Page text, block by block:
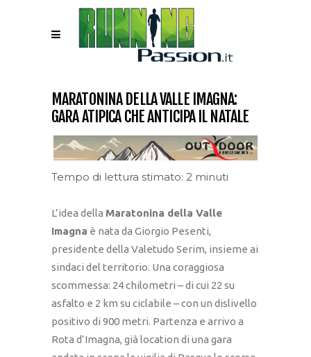
MARATONINA DELLA VALLE IMAGNA:
GARA ATIPICA CHE ANTICIPA IL NATALE
Tempo di lettura stimato: 2 minuti
L’idea della Maratonina della Valle
Imagna è nata da Giorgio Pesenti,
presidente della Valetudo Serim, insieme ai
sindaci del territorio. Una coraggiosa
scommessa: 24 chilometri – di cui 22 su
asfalto e 2 km su ciclabile – con un dislivello
positivo di 900 metri. Partenza e arrivo a
Rota d’Imagna, già location di una gara